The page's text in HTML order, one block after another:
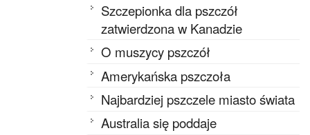
Szczepionka dla pszczół
zatwierdzona w Kanadzie
O muszycy pszczół
Amerykańska pszczoła
Najbardziej pszczele miasto świata
Australia się poddaje